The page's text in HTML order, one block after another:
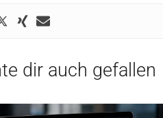
dir auch gefallen